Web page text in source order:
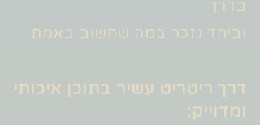
בדרך
וביחד נזכר במה שחשוב באמת.
דרך ריטריט עשיר בתוכן איכותי
ומדוייק: